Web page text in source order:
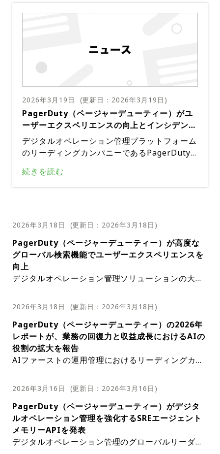
際のインシデント対応をシミュレーションし
た。さまざまな業界から集まった参加者は、技
術的な解決策に取り組むだけでなく、ステーク
もあった。仮想シナリオには、最高情報責任者
（CIO）役を演じて責任を説明したり、仮想Sl
ackチャンネルを通じて顧客サポートの問い合
わせに対応する場面が含まれていた。各チーム
のスコアはリアルタイムで表示され、順位が常
に変動するため、緊張感が高まった。上位チー
ムのスコアは拮抗し、熾烈な競争が繰り広げら
れた。ロールプレーング形式のCIO役への対応
に苦戦するチームもあれば、優れたチームワー
クと問題解決能力を発揮するチームもあった。
緊張感あふれる雰囲気の中、予期せぬトラブル
株式会社と楽天グループ株式会社の2チームが
決勝ラウンドに進出する。決勝ラウンドは、2
026年4月15日に開催されるPagerDuty on To
ur 2026 Tech Dayにて行われる。このイベン
トは、実践的な技術知識を共有するためのプラ
UNSEEN – 止められない世界を、照らす
光。」だ。チャレンジカップの最終ラウンドで
は、さらに複雑なインシデントシナリオが展開
され、チームの総合的な能力が試される。リア
ルタイムでの意思決定、チーム内のコミュニケ
有といったスキルが、最終ラウンドで問われる
重要な課題となる。チャレンジカップの最終ラ
ウンドに加え、PagerDuty Tech Dayでは、最
新のテクノロジー動向や実践的なノウハウを紹
介するセッションも多数開催される。出典：P
agerDuty
整、解決を支援する革新的なソリューションが
高く評価され、4年連続でこの賞を受賞した。
レポートでは、PagerDutyはイノベーション
／プラットフォームプレーの象限に位置付けら
れ、チーム、システム、サービス間で時間的制
いる。GigaOm Radarレポートは、技術力、革
新性、製品の成熟度、ビジネスへの影響など、
さまざまな要素に基づいてベンダーを評価す
る。この包括的な評価は、ITおよびエンジニ
アリングリーダーが、運用上の回復力、インシ
せるための最適なプラットフォームを選択する
のに役立つ。Pag​​erDutyがこのレポートで評
いるように、PagerDutyの主要な強みの1つ
は、インシデントライフサイクルのオーケスト
レーション機能だ。このプラットフォームは、
検出、動員、対応実行、インシデント後の学習
を統合したワークフローを提供する。この統合
的なアプローチにより、チームは重大なインシ
シデント管理の効率性と有効性が向上する。P
ーム間の連携による対応だ。SlackやMicrosof
t Teamsといったツールとのネイティブ統合に
より、アクションの調整、共有タイムラインの
維持、インシデントの迅速な解決が容易にな
機能により、チームは場所を問わずインシデン
を行うことができ、柔軟性と利便性が向上す
る。このレポートでは、PagerDutyのAIを活
用した運用ワークフローも高く評価されてい
る。これらのAI駆動型機能は、アラートノイズ
2026年3月19日 (更新日： 2026年3月19日 )
PagerDuty（ページャーデューティー）がユ
ーザーエクスペリエンスの向上とインシデント
対応時間の短縮を目的とした大幅な製品アップ
デートを発表
デジタルオペレーション管理プラットフォーム
のリーディングカンパニーであるPagerDuty
スペリエンスの向上とインシデント対応時間の
短縮を目的とした一連の製品アップデートを発
レーション、レスポンダー向けの再通知および
強化などが含まれる。同社のSlackインテグレ
ーションは大幅な改善が予定されており、多数
の新機能が追加される。これには、新しいイン
シデントカードのデザイン、アクティビティー
張などが含まれる。これらの機能強化により、
し、ユーザーはより効率的でスムーズなインシ
デント管理体験を得られることが期待される。
PagerDutyは、Slackのアップデートに加え、
インシデント指揮官がインシデントタイムライ
も導入した。この機能は、重大な問題が見落と
されることを防ぎ、平均確認時間（MTTA）と
平均解決時間（MTTR）を短縮することを目的
としている。また、保留中の通知をキャンセル
できる機能も導入し、インシデント対応の効率
性をさらに向上させている。PagerDutyのAW
続きを読む
2026年3月18日 (更新日： 2026年3月18日 )
PagerDuty（ページャーデューティー）が高度な
グローバル検索機能でユーザーエクスペリエンスを
向上
デジタルオペレーション管理ソリューションの大手
ティー）は、強化されたグローバル検索機能の早期
アクセス提供開始を発表した。この新機能により、
インシデント、アラート、サービス、スケジュール
に関連する属性を、より迅速かつ正確に検索できる
ようになり、ユーザーエクスペリエンスが大幅に向
上する。強化されたグローバル検索機能は、Pager
ーがデジタルオペレーションを効果的に管理するた
だ。改良されたグローバル検索機能は、高度なイン
デックス作成と検索アルゴリズムを活用し、より関
連性の高い検索結果をより短時間で提供する。これ
により、ユーザーは必要な情報をより迅速に見つけ
2026年3月18日 (更新日： 2026年3月18日 )
PagerDuty（ページャーデューティー）の2026年
レポートが、業務の回復力と収益成長におけるAIの
役割の拡大を報告
AIファーストの運用管理におけるリーディングカン
ー）は、2026年版「AIファースト運用状況レポー
ト」を発表した。このレポートは、長期にわたるサ
ービス停止がもたらす経済的影響の増大を指摘し、
運用レジリエンスの必要性を強調している。さまざ
まな国のビジネスリーダー、IT意思決定者、シニア
開発者1,000人を対象としたこの調査では、デジタ
2026年3月16日 (更新日： 2026年3月16日 )
PagerDuty（ページャーデューティー）がデジタ
ルオペレーション管理を強化するSREエージェント
メモリーAPIを発表
デジタルオペレーション管理のグローバルリーダー